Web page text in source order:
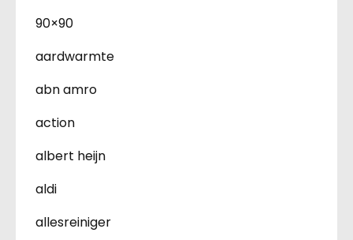
90×90
aardwarmte
abn amro
action
albert heijn
aldi
allesreiniger